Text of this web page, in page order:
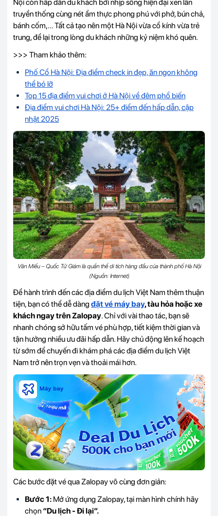
Nội còn hấp dẫn du khách bởi nhịp sống hiện đại xen lẫn
truyền thống cùng nét ẩm thực phong phú với phở, bún chả,
bánh cốm,... Tất cả tạo nên một Hà Nội vừa cổ kính vừa trẻ
trung, để lại trong lòng du khách những kỷ niệm khó quên.
>>> Tham khảo thêm:
Phố Cổ Hà Nội: Địa điểm check in đẹp, ăn ngon không
thể bỏ lỡ
Top 15 địa điểm vui chơi ở Hà Nội về đêm phổ biến
Địa điểm vui chơi Hà Nội: 25+ điểm đến hấp dẫn, cập
nhật 2025
Văn Miếu – Quốc Tử Giám là quần thể di tích hàng đầu của thành phố Hà Nội
(Nguồn: Internet)
Để hành trình đến các địa điểm du lịch Việt Nam thêm thuận
tiện, bạn có thể dễ dàng đặt vé máy bay, tàu hỏa hoặc xe
khách ngay trên Zalopay. Chỉ với vài thao tác, bạn sẽ
nhanh chóng sở hữu tấm vé phù hợp, tiết kiệm thời gian và
tận hưởng nhiều ưu đãi hấp dẫn. Hãy chủ động lên kế hoạch
từ sớm để chuyến đi khám phá các địa điểm du lịch Việt
Nam trở nên trọn vẹn và thoải mái hơn.
Các bước đặt vé qua Zalopay vô cùng đơn giản:
Bước 1: Mở ứng dụng Zalopay, tại màn hình chính hãy
chọn “Du lịch - Đi lại”.